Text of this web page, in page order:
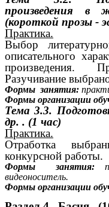
произведения в
(короткой прозы -
Практика.
Выбор
описательного
произведения.
Разучивание
Формы занятия:
Формы организации
Тема 3.3.
др. . (1 час)
Практика.
Отработка
конкурсной работы.
Формы занятия:
видеоноситель.
Формы организации